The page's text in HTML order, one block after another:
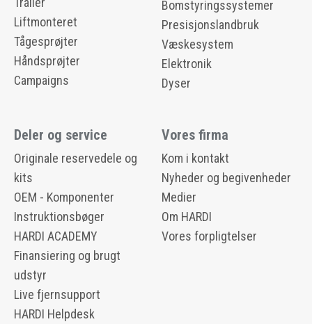
Liftmonteret
Tågesprøjter
Håndsprøjter
Campaigns
Bomstyringssystemer
Presisjonslandbruk
Væskesystem
Elektronik
Dyser
Deler og service
Originale reservedele og
kits
OEM - Komponenter
Instruktionsbøger
HARDI ACADEMY
Finansiering og brugt
udstyr
Live fjernsupport
HARDI Helpdesk
Vores firma
Kom i kontakt
Nyheder og begivenheder
Medier
Om HARDI
Vores forpligtelser